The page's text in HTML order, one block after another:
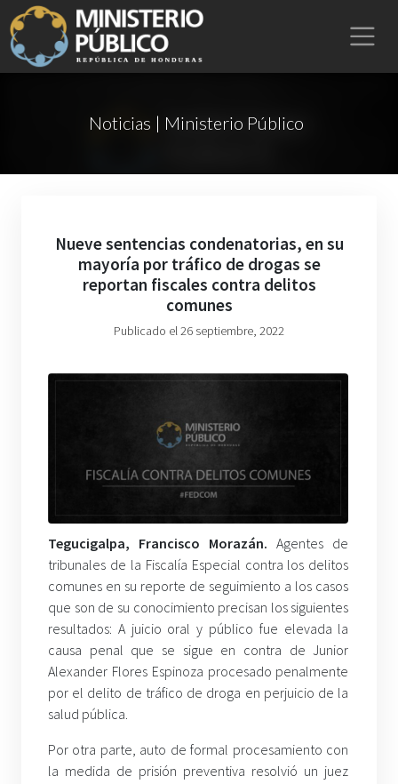
Noticias | Ministerio Público
Nueve sentencias condenatorias, en su
mayoría por tráfico de drogas se
reportan fiscales contra delitos
comunes
Publicado el 26 septiembre, 2022
Tegucigalpa, Francisco Morazán. Agentes de
tribunales de la Fiscalía Especial contra los delitos
comunes en su reporte de seguimiento a los casos
que son de su conocimiento precisan los siguientes
resultados: A juicio oral y público fue elevada la
causa penal que se sigue en contra de Junior
Alexander Flores Espinoza procesado penalmente
por el delito de tráfico de droga en perjuicio de la
salud pública.
Por otra parte, auto de formal procesamiento con
la medida de prisión preventiva resolvió un juez